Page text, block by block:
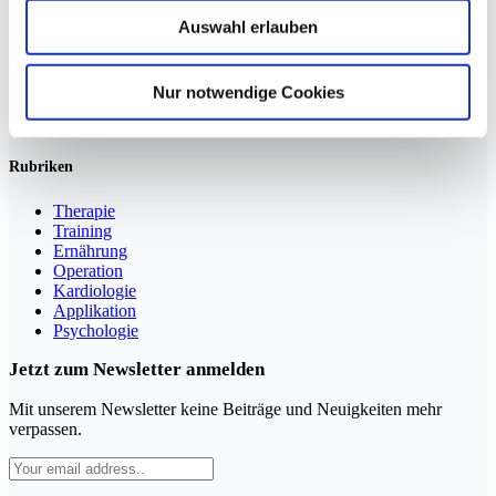
Auswahl erlauben
Nur notwendige Cookies
Weiterlesen »
Sportmedizin für Ärzte, Therapeuten und Trainer
YouTube LinkedIn
Rubriken
Therapie
Training
Ernährung
Operation
Kardiologie
Applikation
Psychologie
Jetzt zum Newsletter anmelden
Mit unserem Newsletter keine Beiträge und Neuigkeiten mehr
verpassen.